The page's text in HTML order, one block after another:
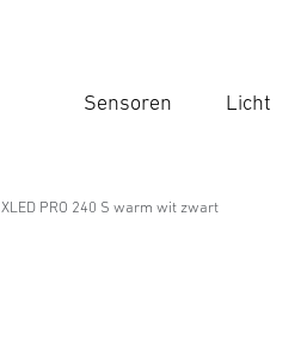
Sensoren Licht
XLED PRO 240 S warm wit zwart